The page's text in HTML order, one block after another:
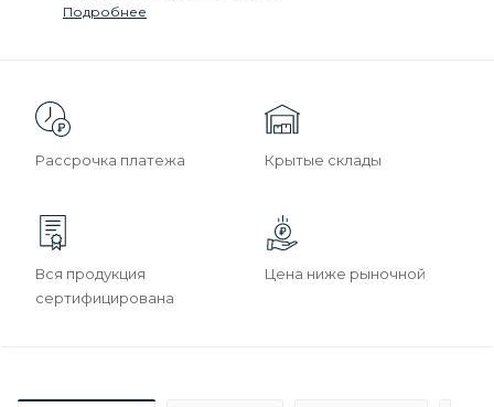
Подробнее
Рассрочка платежа Крытые склады
Вся продукция
сертифицирована
Цена ниже рыночной